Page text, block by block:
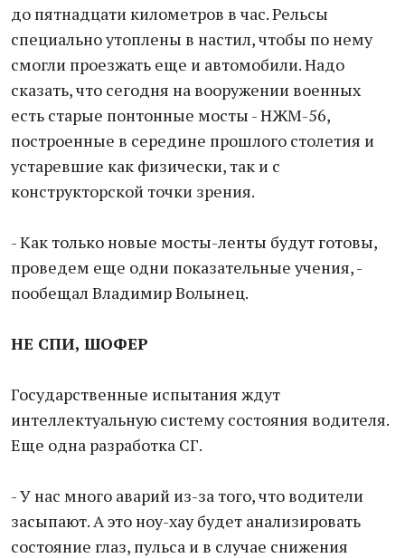
до пятнадцати километров в час. Рельсы
специально утоплены в настил, чтобы по нему
смогли проезжать еще и автомобили. Надо
сказать, что сегодня на вооружении военных
есть старые понтонные мосты - НЖМ-56,
построенные в середине прошлого столетия и
устаревшие как физически, так и с
конструкторской точки зрения.
- Как только новые мосты-ленты будут готовы,
проведем еще одни показательные учения, -
пообещал Владимир Волынец.
НЕ СПИ, ШОФЕР
Государственные испытания ждут
интеллектуальную систему состояния водителя.
Еще одна разработка СГ.
- У нас много аварий из-за того, что водители
засыпают. А это ноу-хау будет анализировать
состояние глаз, пульса и в случае снижения